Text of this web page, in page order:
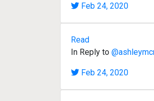
Feb 24, 2020
Read
In Reply to
Feb 24, 2020